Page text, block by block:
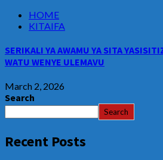
HOME
KITAIFA
SERIKALI YA AWAMU YA SITA
WATU WENYE ULEMAVU
March 2, 2026
Search
Search
Recent Posts